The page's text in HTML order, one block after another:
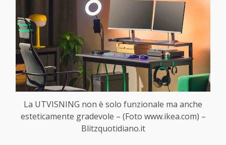
La UTVISNING non è solo funzionale ma anche
esteticamente gradevole – (Foto www.ikea.com) –
Blitzquotidiano.it